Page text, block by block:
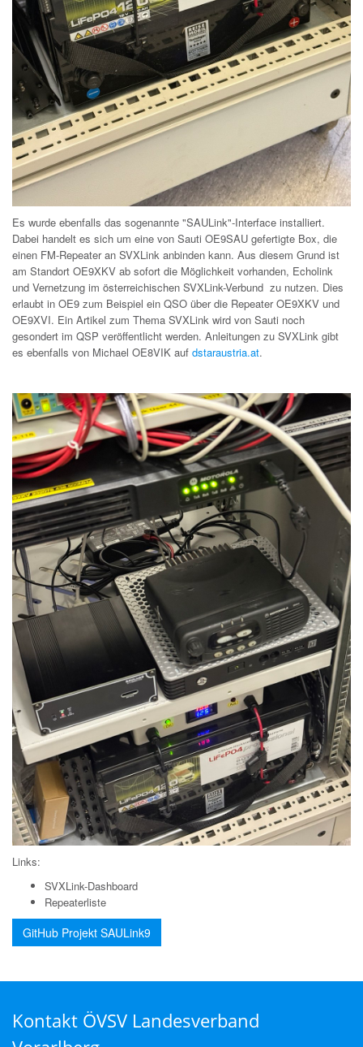
Es wurde ebenfalls das sogenannte "SAULink"-Interface installiert.
Dabei handelt es sich um eine von Sauti OE9SAU gefertigte Box, die
einen FM-Repeater an SVXLink anbinden kann. Aus diesem Grund ist
am Standort OE9XKV ab sofort die Möglichkeit vorhanden, Echolink
und Vernetzung im österreichischen SVXLink-Verbund zu nutzen. Dies
erlaubt in OE9 zum Beispiel ein QSO über die Repeater OE9XKV und
OE9XVI. Ein Artikel zum Thema SVXLink wird von Sauti noch
gesondert im QSP veröffentlicht werden. Anleitungen zu SVXLink gibt
es ebenfalls von Michael OE8VIK auf dstaraustria.at.
Links:
SVXLink-Dashboard
Repeaterliste
GitHub Projekt SAULink9
Kontakt ÖVSV Landesverband